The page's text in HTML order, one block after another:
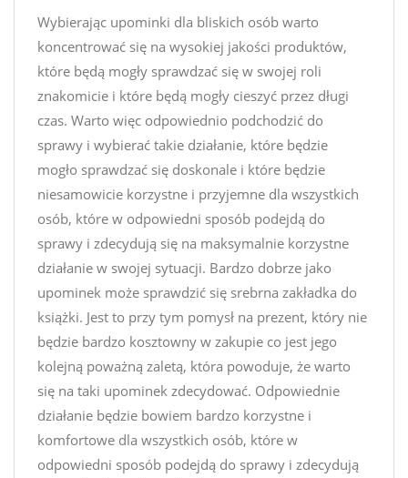
Wybierając upominki dla bliskich osób warto
koncentrować się na wysokiej jakości produktów,
które będą mogły sprawdzać się w swojej roli
znakomicie i które będą mogły cieszyć przez długi
czas. Warto więc odpowiednio podchodzić do
sprawy i wybierać takie działanie, które będzie
mogło sprawdzać się doskonale i które będzie
niesamowicie korzystne i przyjemne dla wszystkich
osób, które w odpowiedni sposób podejdą do
sprawy i zdecydują się na maksymalnie korzystne
działanie w swojej sytuacji. Bardzo dobrze jako
upominek może sprawdzić się srebrna zakładka do
książki. Jest to przy tym pomysł na prezent, który nie
będzie bardzo kosztowny w zakupie co jest jego
kolejną poważną zaletą, która powoduje, że warto
się na taki upominek zdecydować. Odpowiednie
działanie będzie bowiem bardzo korzystne i
komfortowe dla wszystkich osób, które w
odpowiedni sposób podejdą do sprawy i zdecydują